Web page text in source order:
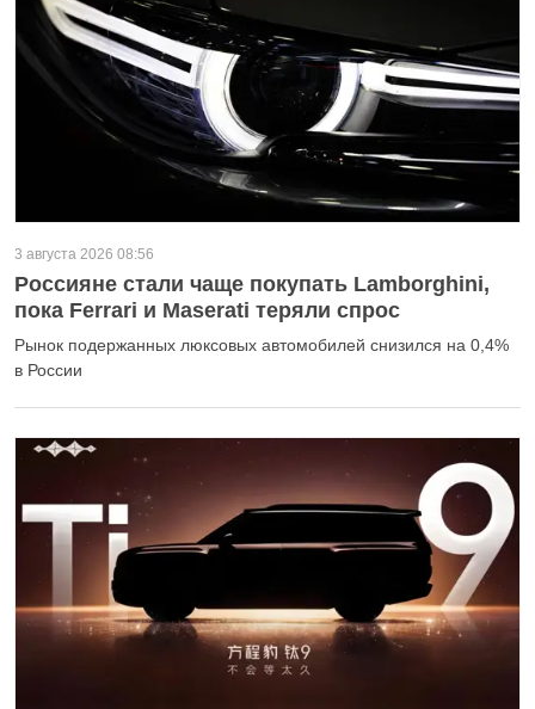
3 августа 2026 08:56
Россияне стали чаще покупать Lamborghini,
пока Ferrari и Maserati теряли спрос
Рынок подержанных люксовых автомобилей снизился на 0,4%
в России